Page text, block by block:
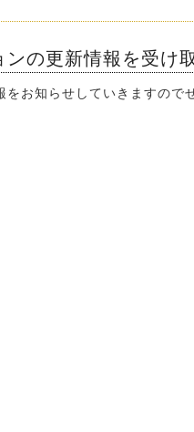
の更新情報を受け
お知らせしていきますので